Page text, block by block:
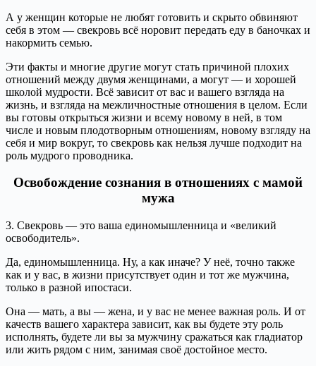
А у женщин которые не любят готовить и скрыто обвиняют
себя в этом — свекровь всё норовит передать еду в баночках и
накормить семью.
Эти факты и многие другие могут стать причиной плохих
отношений между двумя женщинами, а могут — и хорошей
школой мудрости. Всё зависит от вас и вашего взгляда на
жизнь, и взгляда на межличностные отношения в целом. Если
вы готовы открыться жизни и всему новому в ней, в том
числе и новым плодотворным отношениям, новому взгляду на
себя и мир вокруг, то свекровь как нельзя лучше подходит на
роль мудрого проводника.
Освобождение сознания в отношениях с мамой
мужа
3. Свекровь — это ваша единомышленница и «великий
освободитель».
Да, единомышленница. Ну, а как иначе? У неё, точно также
как и у вас, в жизни присутствует один и тот же мужчина,
только в разной ипостаси.
Она — мать, а вы — жена, и у вас не менее важная роль. И от
качеств вашего характера зависит, как вы будете эту роль
исполнять, будете ли вы за мужчину сражаться как гладиатор
или жить рядом с ним, занимая своё достойное место.